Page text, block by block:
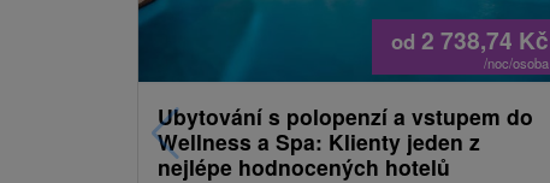
od 2 738,74 Kč
/noc/osoba
Ubytování s polopenzí a vstupem do
Wellness a Spa: Klienty jeden z
nejlépe hodnocených hotelů